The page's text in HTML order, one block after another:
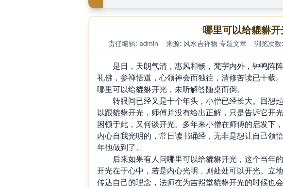
哪里可以给貔貅
责任编辑: admin 来源: 风水吉祥物 专题文章 浏览次
是日，天朗气清，惠风和畅，梵宇内外，钟鸣阵
礼佛，参禅悟道，心领神会而独往，清修苦读已十载
哪里可以给貔貅开光，未听解答随桌而倒。
转眼间已经又是十个年头，小僧已经长大。回想
以跟貔貅开光，师傅并没有给出正解，只是告诉它开
困顿于此，又何谈开光。多年来小僧在师傅的启发下
内心自我光明的，常日读书诵经，无非是想让自己领
年他做到了。
后来如果有人问哪里可以给貔貅开光，这个当年的
开光在于心中，若是内心光明，则处处可以开光。立
传达自己的理念，法师在为吉照堂貔貅开光的时候也